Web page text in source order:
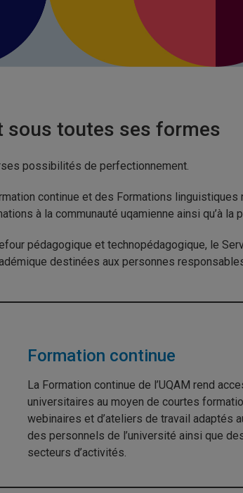
sous toutes ses formes
possibilités de perfectionnement.
continue et des Formations linguistiques
à la communauté uqamienne ainsi qu’à la
pédagogique et technopédagogique, le
destinées aux personnes
Formation continue
La Formation continue de l’UQAM rend
universitaires au moyen de courtes
webinaires et d’ateliers de travail adaptés
des personnels de l’université ainsi que
secteurs d’activités.